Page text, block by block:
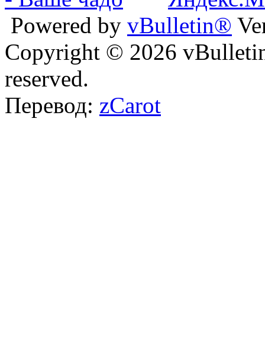
Powered by vBulletin®
Copyright © 2026
reserved.
Перевод: zCarot